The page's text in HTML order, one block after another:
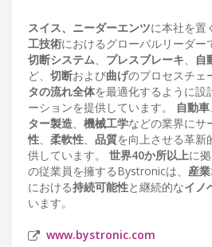
スイス、ニーダーエンツに本社を置
工技術におけるグローバルリーダー
切断システム、 プレスブレーキ、 自
ど、 切断および曲げのプロセスチェ
タの流れ全体を最適化するように設
ーションを提供しています。
自動車
ター製造、 機械工学などの業界にサ
性、 柔軟性、 品質を向上させる革新
供しています。 世界40か所以上に
の従業員を擁するBystronicは、 産
における持続可能性と継続的なイノ
います。
www.bystronic.com